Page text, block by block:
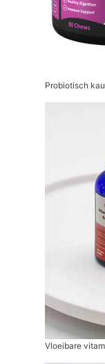
Probiotisch
Vloeibare